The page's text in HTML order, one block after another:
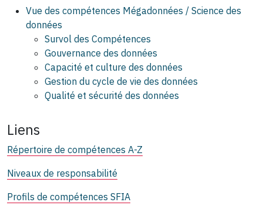
Vue des compétences Mégadonnées / Science des
données
Survol des Compétences
Gouvernance des données
Capacité et culture des données
Gestion du cycle de vie des données
Qualité et sécurité des données
Liens
Répertoire de compétences A-Z
Niveaux de responsabilité
Profils de compétences SFIA